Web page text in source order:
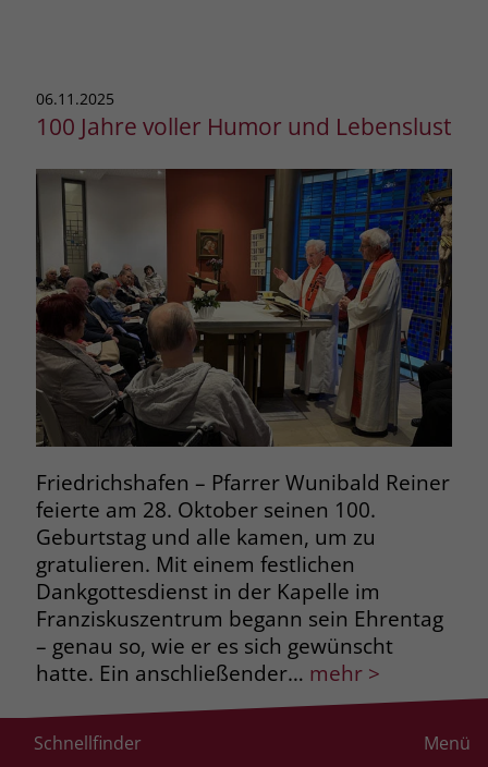
06.11.2025
100 Jahre voller Humor und Lebenslust
Friedrichshafen – Pfarrer Wunibald Reiner
feierte am 28. Oktober seinen 100.
Geburtstag und alle kamen, um zu
gratulieren. Mit einem festlichen
Dankgottesdienst in der Kapelle im
Franziskuszentrum begann sein Ehrentag
– genau so, wie er es sich gewünscht
hatte. Ein anschließender… mehr >
Schnellfinder Menü